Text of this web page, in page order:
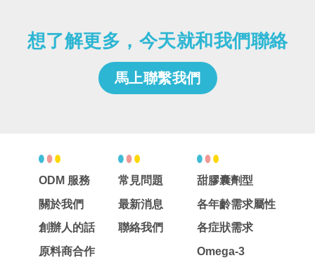
想了解更多，今天就和我們聯絡
馬上聯繫我們
ODM 服務
關於我們
創辦人的話
原料商合作
常見問題
最新消息
聯絡我們
甜膠囊劑型
各年齡需求屬性
各症狀需求
Omega-3